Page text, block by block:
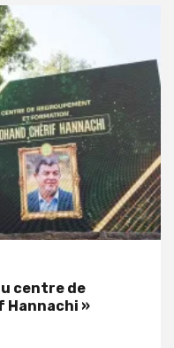
centre de
Hannachi »